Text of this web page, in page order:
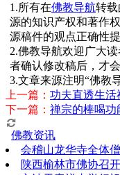
1.所有在佛教导航转
源的知识产权和著作
源稿件的观点正确性提
2.佛教导航欢迎广大
者确认修改稿后，才
3.文章来源注明“佛教
上一篇： 功夫直透生活
下一篇： 禅宗的棒喝功
佛教资讯
会稽山龙华寺全体
陕西榆林市佛协召